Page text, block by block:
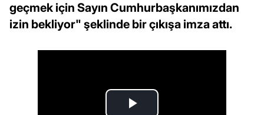
geçmek için Sayın Cumhurbaşkanımızdan
izin bekliyor" şeklinde bir çıkışa imza attı.